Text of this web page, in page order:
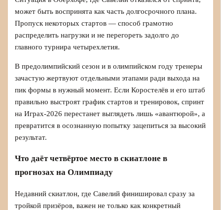
может быть воспринята как часть долгосрочного плана.
Пропуск некоторых стартов — способ грамотно
распределить нагрузки и не перегореть задолго до
главного турнира четырехлетия.
В предолимпийский сезон и в олимпийском году тренеры
зачастую жертвуют отдельными этапами ради выхода на
пик формы в нужный момент. Если Коростелёв и его штаб
правильно выстроят график стартов и тренировок, спринт
на Играх-2026 перестанет выглядеть лишь «авантюрой», а
превратится в осознанную попытку зацепиться за высокий
результат.
Что даёт четвёртое место в скиатлоне в
прогнозах на Олимпиаду
Недавний скиатлон, где Савелий финишировал сразу за
тройкой призёров, важен не только как конкретный